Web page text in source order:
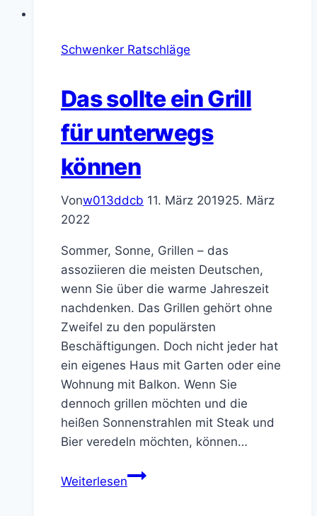
Schwenker Ratschläge
Das sollte ein Grill
für unterwegs
können
Vonw013ddcb 11. März 201925. März
2022
Sommer, Sonne, Grillen – das
assoziieren die meisten Deutschen,
wenn Sie über die warme Jahreszeit
nachdenken. Das Grillen gehört ohne
Zweifel zu den populärsten
Beschäftigungen. Doch nicht jeder hat
ein eigenes Haus mit Garten oder eine
Wohnung mit Balkon. Wenn Sie
dennoch grillen möchten und die
heißen Sonnenstrahlen mit Steak und
Bier veredeln möchten, können…
WeiterlesenDas